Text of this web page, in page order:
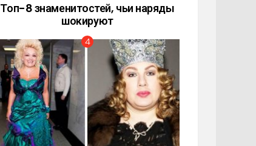
Топ-8 знаменитостей, чьи наряды
шокируют